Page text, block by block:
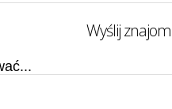
Wyślij